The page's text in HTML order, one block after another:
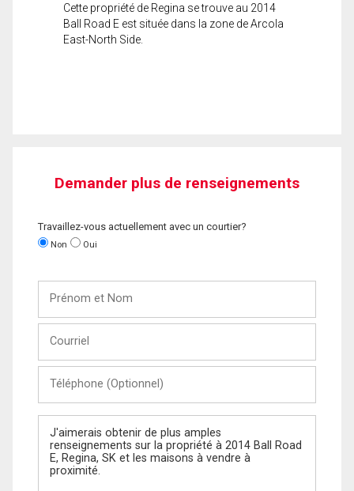
Cette propriété de Regina se trouve au 2014
Ball Road E est située dans la zone de Arcola
East-North Side.
Demander plus de renseignements
Travaillez-vous actuellement avec un courtier?
Non Oui
Nom
(Optionnel)
Message